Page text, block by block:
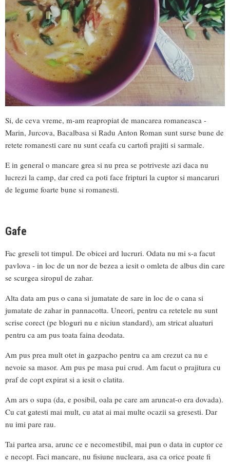
Si, de ceva vreme, m-am reapropiat de mancarea romaneasca -
Marin, Jurcova, Bacalbasa si Radu Anton Roman sunt surse bune de
retete romanesti care nu sunt ceafa cu cartofi prajiti si sarmale.
E in general o mancare grea si nu prea se potriveste azi daca nu
lucrezi la camp, dar cred ca poti face fripturi la cuptor si mancaruri
de legume foarte bune si romanesti.
Gafe
Fac greseli tot timpul. De obicei ard lucruri. Odata nu mi s-a facut
pavlova - in loc de un nor de bezea a iesit o omleta de albus din care
se scurgea siropul de zahar.
Alta data am pus o cana si jumatate de sare in loc de o cana si
jumatate de zahar in pannacotta. Uneori, pentru ca retetele nu sunt
scrise corect (pe bloguri nu e niciun standard), am stricat aluaturi
pentru ca am pus toata faina deodata.
Am pus prea mult otet in gazpacho pentru ca am crezut ca nu e
nevoie sa masor. Am pus pe masa pui crud. Am facut o prajitura cu
praf de copt expirat si a iesit o clatita.
Am ars o supa (da, e posibil, oala pe care am aruncat-o era dovada).
Cu cat gatesti mai mult, cu atat ai mai multe ocazii sa gresesti. Dar
nu imi pare rau.
Tai partea arsa, arunc ce e necomestibil, mai pun o data in cuptor ce
e necopt. Faci mancare, nu fisiune nucleara, asa ca orice poate fi